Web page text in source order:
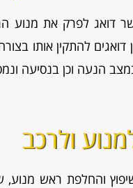
דואג לפרק את מנוע
להתקין אותו
הנעה וכן בנסיעה
ולרכב
והחלפת ראש מנוע,